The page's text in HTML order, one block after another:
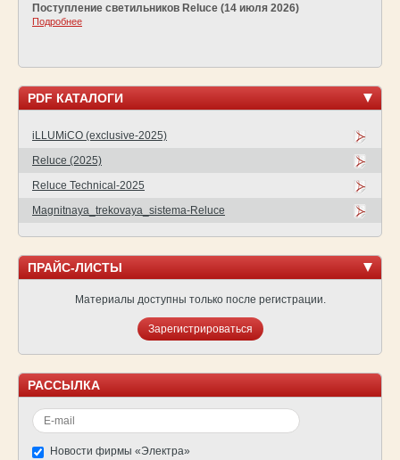
Поступление светильников Reluce (14 июля 2026)
Подробнее
PDF КАТАЛОГИ
iLLUMiCO (exclusive-2025)
Reluce (2025)
Reluce Technical-2025
Magnitnaya_trekovaya_sistema-Reluce
ПРАЙС-ЛИСТЫ
Материалы доступны только после регистрации.
Зарегистрироваться
РАССЫЛКА
Новости фирмы «Электра»